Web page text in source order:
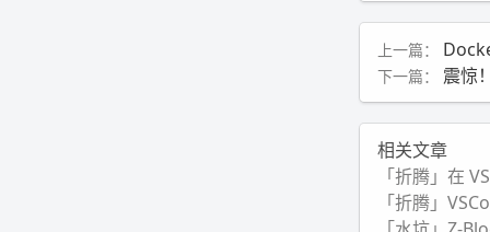
上一篇：
下一篇： 震惊
相关文章
「折腾」在
「折腾」